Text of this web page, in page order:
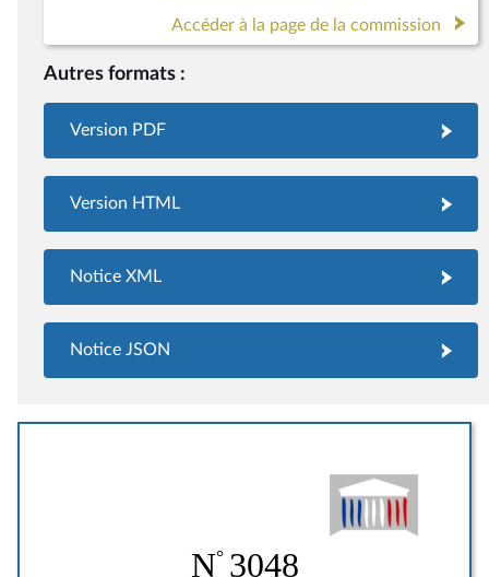
Accéder à la page de la commission
Autres formats :
Version PDF
Version HTML
Notice XML
Notice JSON